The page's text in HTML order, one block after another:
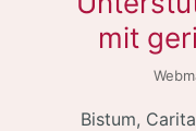
mit
Bistum,